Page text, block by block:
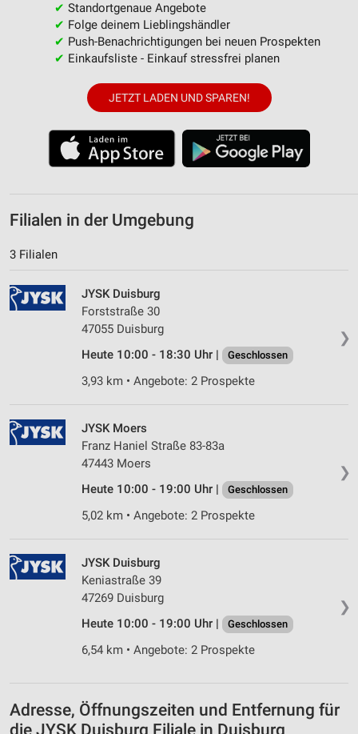
✔ Standortgenaue Angebote
✔ Folge deinem Lieblingshändler
✔ Push-Benachrichtigungen bei neuen Prospekten
✔ Einkaufsliste - Einkauf stressfrei planen
JETZT LADEN UND SPAREN!
Filialen in der Umgebung
3 Filialen
❯
JYSK Duisburg
Forststraße 30
47055 Duisburg
Heute 10:00 - 18:30 Uhr |
Geschlossen
3,93 km • Angebote: 2 Prospekte
❯
JYSK Moers
Franz Haniel Straße 83-83a
47443 Moers
Heute 10:00 - 19:00 Uhr |
Geschlossen
5,02 km • Angebote: 2 Prospekte
❯
JYSK Duisburg
Keniastraße 39
47269 Duisburg
Heute 10:00 - 19:00 Uhr |
Geschlossen
6,54 km • Angebote: 2 Prospekte
Adresse, Öffnungszeiten und Entfernung für
die JYSK Duisburg Filiale in Duisburg
Geräte anhand von aktiv angeforderten
Informationen identifizieren
Nicht-IAB-Verarbeitungszwecke:
Funktional